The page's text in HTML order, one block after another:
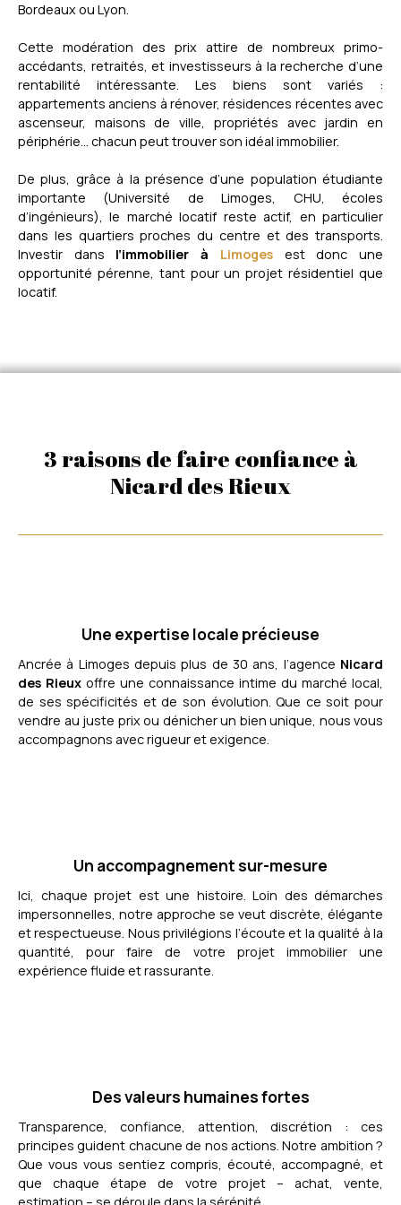
chambres avec possibilité d'une 4ᵉPièce de vie de 39
accès terrasseSous-sol completEnvironnement calme
et préservéUne maison offrant un beau potentiel
après quelques travaux de rénovation, à découvrir
sans tarder ! La présente annonce immobilière a été
rédigée sous la responsabilité éditoriale de Mme
Céline DUMAS tèl 0608841721, Agent Commercial
Spécial des Agents Commerciaux (RSAC) du Tribunal
de Commerce de LIMOGES sous le numéro
930029293.
Bordeaux ou Lyon.
Cette modération des prix attire de nombreux primo-
accédants, retraités, et investisseurs à la recherche d’une
rentabilité intéressante. Les biens sont variés :
appartements anciens à rénover, résidences récentes avec
ascenseur, maisons de ville, propriétés avec jardin en
périphérie… chacun peut trouver son idéal immobilier.
De plus, grâce à la présence d’une population étudiante
importante (Université de Limoges, CHU, écoles
d’ingénieurs), le marché locatif reste actif, en particulier
dans les quartiers proches du centre et des transports.
Investir dans l’immobilier à Limogesest donc une
opportunité pérenne, tant pour un projet résidentiel que
locatif.
3 raisons de faire confiance à
Nicard des Rieux
Une expertise locale précieuse
Ancrée à Limoges depuis plus de 30 ans, l’agence Nicard
des Rieux offre une connaissance intime du marché local,
de ses spécificités et de son évolution. Que ce soit pour
vendre au juste prix ou dénicher un bien unique, nous vous
accompagnons avec rigueur et exigence.
Un accompagnement sur-mesure
Ici, chaque projet est une histoire. Loin des démarches
impersonnelles, notre approche se veut discrète, élégante
et respectueuse. Nous privilégions l’écoute et la qualité à la
quantité, pour faire de votre projet immobilier une
expérience fluide et rassurante.
Des valeurs humaines fortes
Transparence, confiance, attention, discrétion : ces
principes guident chacune de nos actions. Notre ambition ?
Que vous vous sentiez compris, écouté, accompagné, et
que chaque étape de votre projet – achat, vente,